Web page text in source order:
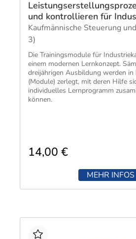
und kontrollieren für
Kaufmännische Steuerung
3)
Die Trainingsmodule für
einem modernen Lernkonzept.
dreijährigen Ausbildung werden in
(Module) zerlegt, mit deren Hilfe
individuelles Lernprogramm
können.
14,00 €
MEHR INFOS